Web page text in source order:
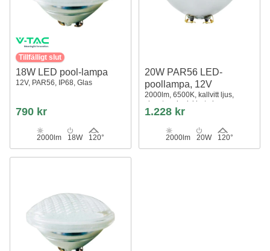
Tillfälligt slut
18W LED pool-lampa
12V, PAR56, IP68, Glas
790 kr
2000lm 18W 120°
20W PAR56 LED-
poollampa, 12V
2000lm, 6500K, kallvitt ljus,
skruvterminal, klart glas
1.228 kr
2000lm 20W 120°